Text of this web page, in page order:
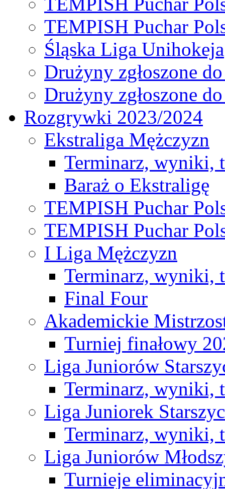
TEMPISH Puchar
Śląska Liga Unihokeja
Drużyny zgłoszone
Drużyny zgłoszone
Rozgrywki 2023/2024
Ekstraliga Mężczyzn
Terminarz, wyniki,
Baraż o Ekstraligę
TEMPISH Puchar
TEMPISH Puchar
I Liga Mężczyzn
Terminarz, wyniki,
Final Four
Akademickie
Turniej finałowy
Liga Juniorów
Terminarz, wyniki,
Liga Juniorek
Terminarz, wyniki,
Liga Juniorów
Turnieje